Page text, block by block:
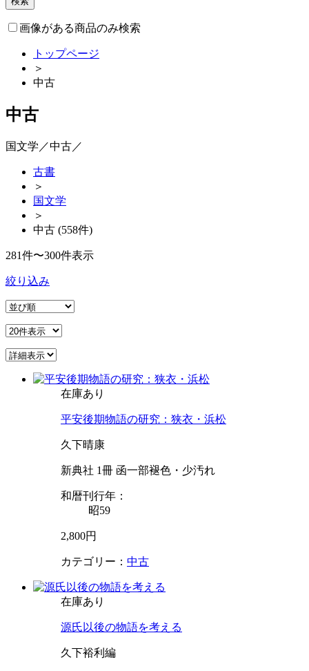
画像がある商品のみ検索
トップページ
＞
中古
中古
国文学／中古／
古書
＞
国文学
＞
中古 (558件)
281件〜300件表示
絞り込み
在庫あり
平安後期物語の研究：狭衣・浜松
久下晴康
新典社 1冊 函一部褪色・少汚れ
和暦刊行年：
昭59
2,800円
カテゴリー： 中古
在庫あり
源氏以後の物語を考える
久下裕利編